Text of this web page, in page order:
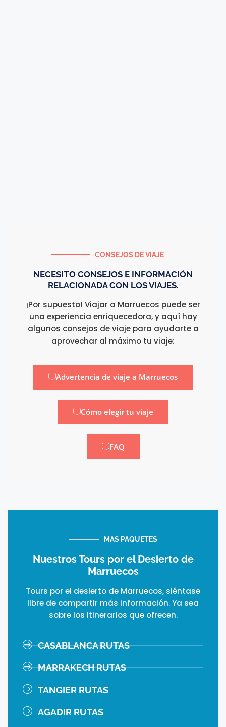
CONSEJOS DE VIAJE
NECESITO CONSEJOS E INFORMACIÓN
RELACIONADA CON LOS VIAJES.
¡Por supuesto! Viajar a Marruecos puede ser
una experiencia enriquecedora, y aquí hay
algunos consejos de viaje para ayudarte a
aprovechar al máximo tu viaje:
Advertencia de viaje a Marruecos
Cómo elegir tu viaje
FAQ
MAS PAQUETES
Nuestros Tours por el Desierto de
Marruecos
Tours por el desierto de Marruecos, siéntase
libre de compartir más información. Ya sea
sobre los itinerarios que ofrecen.
CASABLANCA RUTAS
MARRAKECH RUTAS
TANGIER RUTAS
AGADIR RUTAS